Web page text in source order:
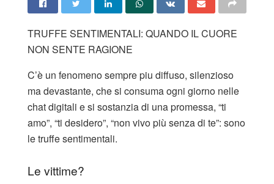
TRUFFE SENTIMENTALI: QUANDO IL CUORE
NON SENTE RAGIONE
C’è un fenomeno sempre piu diffuso, silenzioso
ma devastante, che si consuma ogni giorno nelle
chat digitali e si sostanzia di una promessa, “ti
amo”, “ti desidero”, “non vivo più senza di te”: sono
le truffe sentimentali.
Le vittime?